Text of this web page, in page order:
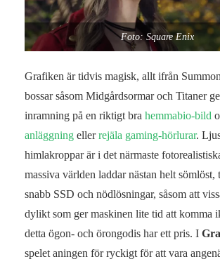
Foto: Square Enix
Grafiken är tidvis magisk, allt ifrån
bossar såsom Midgårdsormar och Titaner
inramning på en riktigt bra hemmabio-bild
anläggning ellerrejäla gaming-hörlurar.
himlakroppar är i det närmaste
massiva världen laddar nästan helt sömlöst,
snabb SSD och nödlösningar, såsom att
dylikt som ger maskinen lite tid att komma
detta ögon- och örongodis har ett pris. I
spelet aningen för ryckigt för att vara